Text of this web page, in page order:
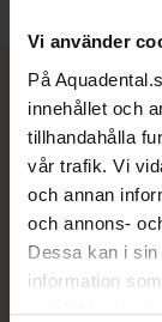
Vi använder
På
innehållet och
tillhandahålla
vår trafik. Vi
och annan
och annons-
Dessa kan i
information
samlat in när
Dags
besök hos
ska må bra.